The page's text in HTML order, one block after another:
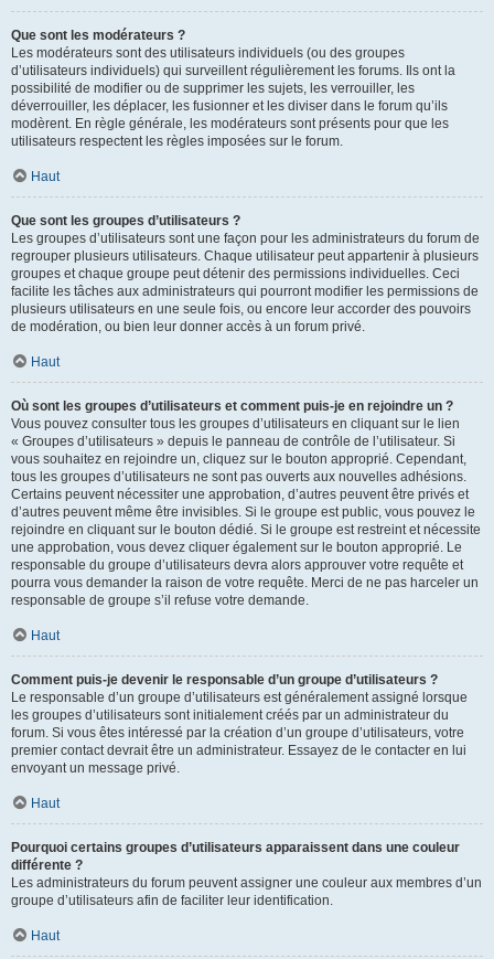
Que sont les modérateurs ?
Les modérateurs sont des utilisateurs individuels (ou des groupes
d’utilisateurs individuels) qui surveillent régulièrement les forums. Ils ont la
possibilité de modifier ou de supprimer les sujets, les verrouiller, les
déverrouiller, les déplacer, les fusionner et les diviser dans le forum qu’ils
modèrent. En règle générale, les modérateurs sont présents pour que les
utilisateurs respectent les règles imposées sur le forum.
Haut
Que sont les groupes d’utilisateurs ?
Les groupes d’utilisateurs sont une façon pour les administrateurs du forum de
regrouper plusieurs utilisateurs. Chaque utilisateur peut appartenir à plusieurs
groupes et chaque groupe peut détenir des permissions individuelles. Ceci
facilite les tâches aux administrateurs qui pourront modifier les permissions de
plusieurs utilisateurs en une seule fois, ou encore leur accorder des pouvoirs
de modération, ou bien leur donner accès à un forum privé.
Haut
Où sont les groupes d’utilisateurs et comment puis-je en rejoindre un ?
Vous pouvez consulter tous les groupes d’utilisateurs en cliquant sur le lien
« Groupes d’utilisateurs » depuis le panneau de contrôle de l’utilisateur. Si
vous souhaitez en rejoindre un, cliquez sur le bouton approprié. Cependant,
tous les groupes d’utilisateurs ne sont pas ouverts aux nouvelles adhésions.
Certains peuvent nécessiter une approbation, d’autres peuvent être privés et
d’autres peuvent même être invisibles. Si le groupe est public, vous pouvez le
rejoindre en cliquant sur le bouton dédié. Si le groupe est restreint et nécessite
une approbation, vous devez cliquer également sur le bouton approprié. Le
responsable du groupe d’utilisateurs devra alors approuver votre requête et
pourra vous demander la raison de votre requête. Merci de ne pas harceler un
responsable de groupe s’il refuse votre demande.
Haut
Comment puis-je devenir le responsable d’un groupe d’utilisateurs ?
Le responsable d’un groupe d’utilisateurs est généralement assigné lorsque
les groupes d’utilisateurs sont initialement créés par un administrateur du
forum. Si vous êtes intéressé par la création d’un groupe d’utilisateurs, votre
premier contact devrait être un administrateur. Essayez de le contacter en lui
envoyant un message privé.
Haut
Pourquoi certains groupes d’utilisateurs apparaissent dans une couleur
différente ?
Les administrateurs du forum peuvent assigner une couleur aux membres d’un
groupe d’utilisateurs afin de faciliter leur identification.
Haut